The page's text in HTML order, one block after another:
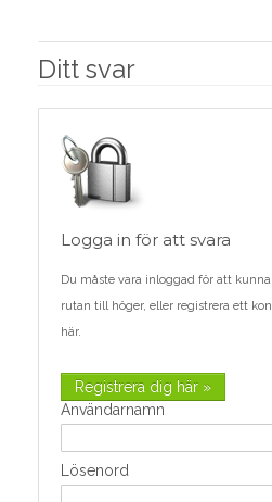
Ditt svar
Logga in för att svara
Du måste vara inloggad för att
rutan till höger, eller registrera ett
här.
Registrera dig här »
Användarnamn
Lösenord